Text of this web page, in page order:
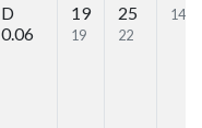
D
0.06
19
19
25
22